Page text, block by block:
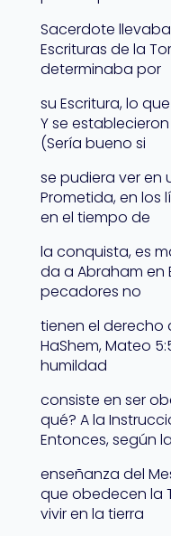
Sacerdote
Escrituras de la
determinaba por
su Escritura, lo
Y se
(Sería bueno si
se pudiera ver en
Prometida, en los
en el tiempo de
la conquista, es
da a Abraham en
pecadores no
tienen el derecho
HaShem, Mateo
humildad
consiste en ser
qué? A la
Entonces, según la
enseñanza del
que obedecen la
vivir en la tierra